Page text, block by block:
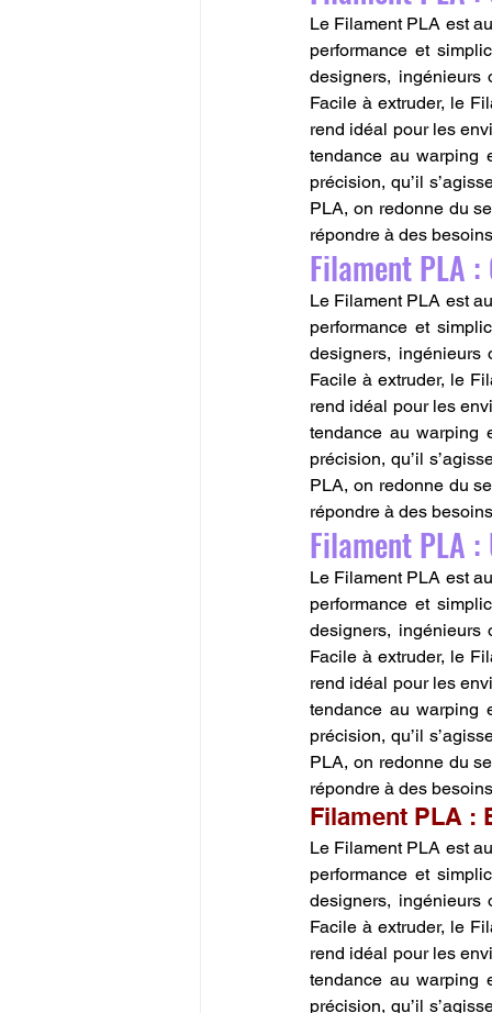
Le Filament PLA est
performance et
designers, ingénieurs
Facile à extruder, le
rend idéal pour les
tendance au warping
précision, qu’il
PLA, on redonne du
répondre à des
Filament PLA
Le Filament PLA est
performance et
designers, ingénieurs
Facile à extruder, le
rend idéal pour les
tendance au warping
précision, qu’il
PLA, on redonne du
répondre à des
Filament PLA
Le Filament PLA est
performance et
designers, ingénieurs
Facile à extruder, le
rend idéal pour les
tendance au warping
précision, qu’il
PLA, on redonne du
répondre à des
Filament PLA :
Le Filament PLA est
performance et
designers, ingénieurs
Facile à extruder, le
rend idéal pour les
tendance au warping
précision, qu’il